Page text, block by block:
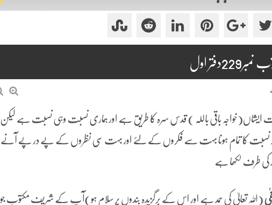
اول
ایشاں(خواجہ باقی باللہ ) قدس سرہ کا طریق ہے اور ہماری نسبت وہی نسبت ہے لیکن
نسبت کا تمام ہونا بہت سے فکروں کے لئے اور بہت سی نظروں کے پے در پے آنے
کی طرف لکھا ہے
(اللہ تعالیٰ کی حمد ہے اور اس کے برگزیدہ بندوں پر سلام ہو)آپ کے شریف مکتوب جو